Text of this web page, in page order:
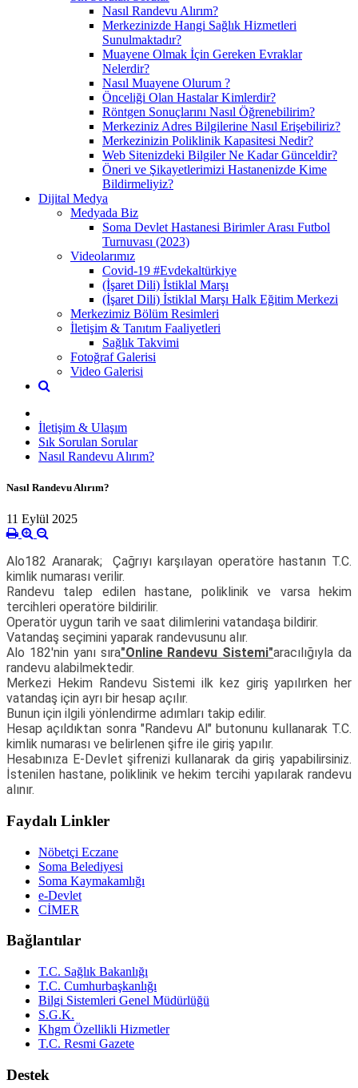
Nasıl Randevu Alırım?
Merkezinizde Hangi Sağlık Hizmetleri
Sunulmaktadır?
Muayene Olmak İçin Gereken Evraklar
Nelerdir?
Nasıl Muayene Olurum ?
Önceliği Olan Hastalar Kimlerdir?
Röntgen Sonuçlarını Nasıl Öğrenebilirim?
Merkeziniz Adres Bilgilerine Nasıl Erişebiliriz?
Merkezinizin Poliklinik Kapasitesi Nedir?
Web Sitenizdeki Bilgiler Ne Kadar Günceldir?
Öneri ve Şikayetlerimizi Hastanenizde Kime
Bildirmeliyiz?
Dijital Medya
Medyada Biz
Soma Devlet Hastanesi Birimler Arası Futbol
Turnuvası (2023)
Videolarımız
Covid-19 #Evdekaltürkiye
(İşaret Dili) İstiklal Marşı
(İşaret Dili) İstiklal Marşı Halk Eğitim Merkezi
Merkezimiz Bölüm Resimleri
İletişim & Tanıtım Faaliyetleri
Sağlık Takvimi
Fotoğraf Galerisi
Video Galerisi
İletişim & Ulaşım
Sık Sorulan Sorular
Nasıl Randevu Alırım?
Nasıl Randevu Alırım?
11 Eylül 2025
Alo182 Aranarak; Çağrıyı karşılayan operatöre hastanın T.C.
kimlik numarası verilir.
Randevu talep edilen hastane, poliklinik ve varsa hekim
tercihleri operatöre bildirilir.
Operatör uygun tarih ve saat dilimlerini vatandaşa bildirir.
Vatandaş seçimini yaparak randevusunu alır.
Alo 182'nin yanı sıra"Online Randevu Sistemi"aracılığıyla da
randevu alabilmektedir.
Merkezi Hekim Randevu Sistemi ilk kez giriş yapılırken her
vatandaş için ayrı bir hesap açılır.
Bunun için ilgili yönlendirme adımları takip edilir.
Hesap açıldıktan sonra "Randevu Al" butonunu kullanarak T.C.
kimlik numarası ve belirlenen şifre ile giriş yapılır.
Hesabınıza E-Devlet şifrenizi kullanarak da giriş yapabilirsiniz.
İstenilen hastane, poliklinik ve hekim tercihi yapılarak randevu
alınır.
Faydalı Linkler
Nöbetçi Eczane
Soma Belediyesi
Soma Kaymakamlığı
e-Devlet
CİMER
Bağlantılar
T.C. Sağlık Bakanlığı
T.C. Cumhurbaşkanlığı
Bilgi Sistemleri Genel Müdürlüğü
S.G.K.
Khgm Özellikli Hizmetler
T.C. Resmi Gazete
Destek